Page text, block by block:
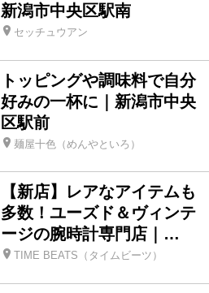
新潟市中央区駅南
セッチュウアン
トッピングや調味料で自分
好みの一杯に｜新潟市中央
区駅前
麺屋十色（めんやといろ）
【新店】レアなアイテムも
多数！ユーズド＆ヴィンテ
ージの腕時計専門店｜…
TIME BEATS（タイムビーツ）